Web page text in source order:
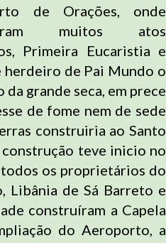
de Orações, onde
muitos atos
Primeira Eucaristia e
herdeiro de Pai Mundo o
grande seca, em prece
de fome nem de sede
construiria ao Santo
teve inicio no
os proprietários do
Libânia de Sá Barreto e
construíram a Capela
do Aeroporto, a